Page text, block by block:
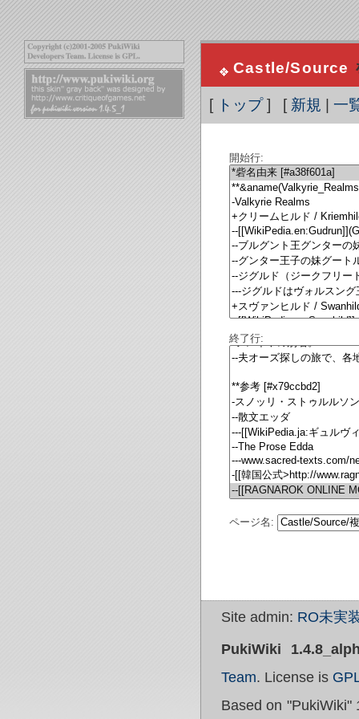
Castle/Source
[ トップ] [ 新規 一
開始行:
終了行:
ページ名:
Site admin: RO未実
PukiWiki
Team. License is
Based on "PukiWiki"